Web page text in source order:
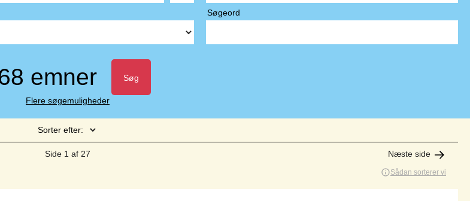
Søgeord
emner Søg
Flere søgemuligheder
Sorter efter:
Side 1 af 27 Næste side
Sådan sorterer vi